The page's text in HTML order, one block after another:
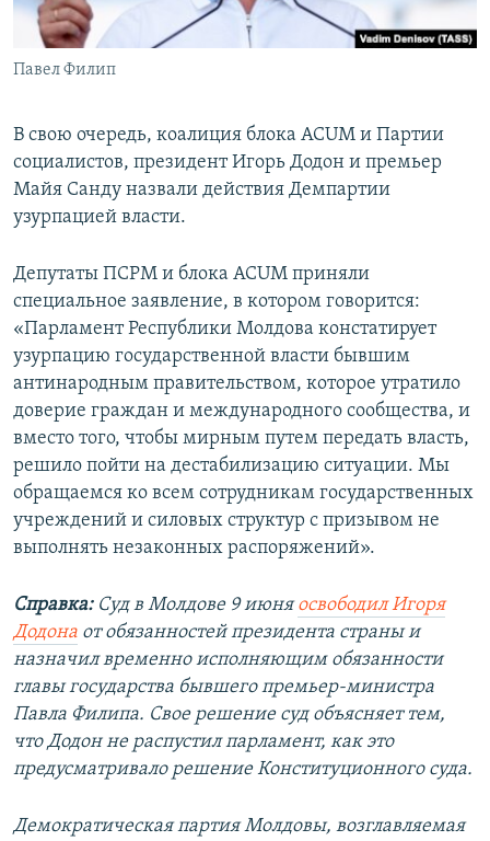
Павел Филип
​В свою очередь, коалиция блока ACUM и Партии
социалистов, президент Игорь Додон и премьер
Майя Санду назвали действия Демпартии
узурпацией власти.
Депутаты ПСРМ и блока ACUM приняли
специальное заявление, в котором говорится:
«Парламент Республики Молдова констатирует
узурпацию государственной власти бывшим
антинародным правительством, которое утратило
доверие граждан и международного сообщества, и
вместо того, чтобы мирным путем передать власть,
решило пойти на дестабилизацию ситуации. Мы
обращаемся ко всем сотрудникам государственных
учреждений и силовых структур с призывом не
выполнять незаконных распоряжений».
Справка:Суд в Молдове 9 июняосвободил Игоря
Додона от обязанностей президента страны и
назначил временно исполняющим обязанности
главы государства бывшего премьер-министра
Павла Филипа. Свое решение суд объясняет тем,
что Додон не распустил парламент, как это
предусматривало решение Конституционного суда.
Демократическая партия Молдовы, возглавляемая